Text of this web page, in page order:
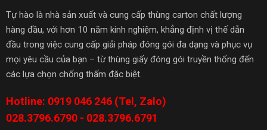
Tự hào là nhà sản xuất và cung cấp thùng carton chất lượng
hàng đầu, với hơn 10 năm kinh nghiệm, khẳng định vị thế dẫn
đầu trong việc cung cấp giải pháp đóng gói đa dạng và phục vụ
mọi yêu cầu của bạn – từ thùng giấy đóng gói truyền thống đến
các lựa chọn chống thấm đặc biệt.
Hotline: 0919 046 246 (Tel, Zalo)
028.3796.6790 - 028.3796.6791